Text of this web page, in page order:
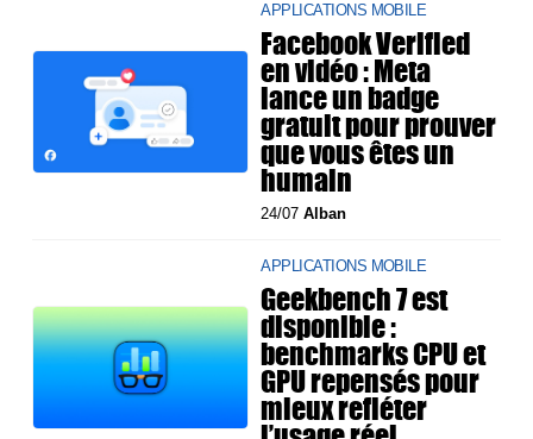
APPLICATIONS MOBILE
Facebook Verified
en vidéo : Meta
lance un badge
gratuit pour prouver
que vous êtes un
humain
24/07Alban
APPLICATIONS MOBILE
Geekbench 7 est
disponible :
benchmarks CPU et
GPU repensés pour
mieux refléter